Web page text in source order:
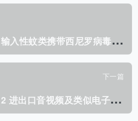
S
N/T 1460-2015 输入性蚊类携带西尼罗病毒与圣路易脑炎 病毒的检测方法.pdf
下一篇
S
N/T 1603.7-2012 进出口音视频及类似电子设备检验规程 第7部分:激光唱机.pdf